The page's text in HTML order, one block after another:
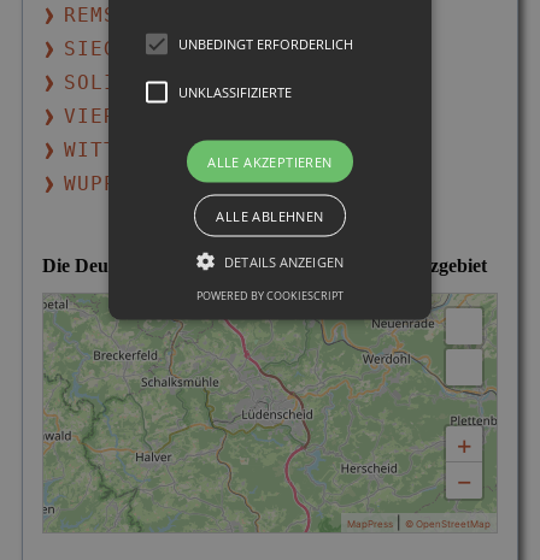
REMSCHEID
SIEGEN
SOLINGEN
VIERSEN
WITTEN
WUPPERTAL
Die Deutsche Detektei im Lüdenscheider Einsatzgebiet
+
−
MapPress| © OpenStreetMap
UNBEDINGT ERFORDERLICH
UNKLASSIFIZIERTE
ALLE AKZEPTIEREN
ALLE ABLEHNEN
DETAILS ANZEIGEN
POWERED BY COOKIESCRIPT